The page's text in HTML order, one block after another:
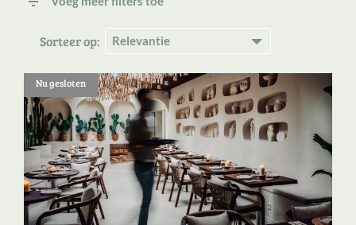
Sorteer op:
Nu gesloten